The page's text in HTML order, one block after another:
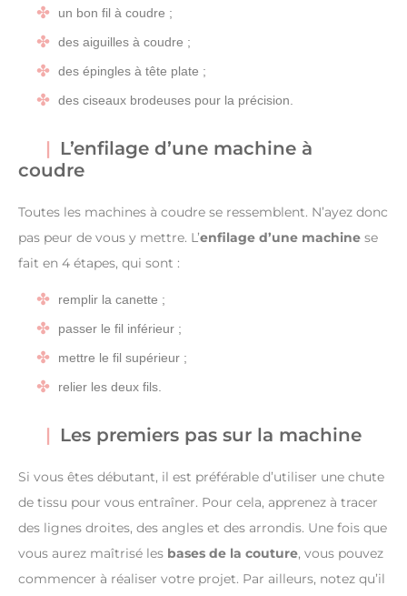
un bon fil à coudre ;
des aiguilles à coudre ;
des épingles à tête plate ;
des ciseaux brodeuses pour la précision.
L’enfilage d’une machine à
coudre
Toutes les machines à coudre se ressemblent. N’ayez donc
pas peur de vous y mettre. L’enfilage d’une machine se
fait en 4 étapes, qui sont :
remplir la canette ;
passer le fil inférieur ;
mettre le fil supérieur ;
relier les deux fils.
Les premiers pas sur la machine
Si vous êtes débutant, il est préférable d’utiliser une chute
de tissu pour vous entraîner. Pour cela, apprenez à tracer
des lignes droites, des angles et des arrondis. Une fois que
vous aurez maîtrisé les bases de la couture, vous pouvez
commencer à réaliser votre projet. Par ailleurs, notez qu’il